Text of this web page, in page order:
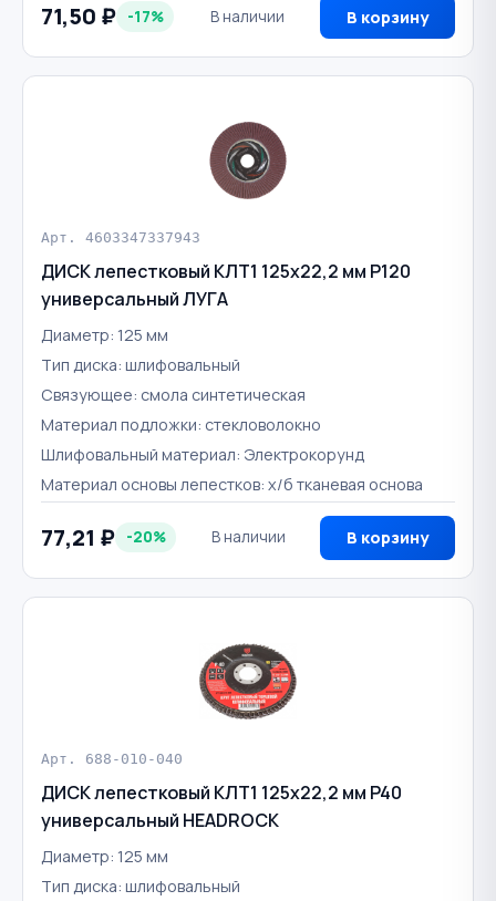
71,50 ₽ -17% В наличии В корзину
Арт. 4603347337943
ДИСК лепестковый КЛТ1 125х22,2 мм P120
универсальный ЛУГА
Диаметр: 125 мм
Тип диска: шлифовальный
Связующее: смола синтетическая
Материал подложки: стекловолокно
Шлифовальный материал: Электрокорунд
Материал основы лепестков: х/б тканевая основа
77,21 ₽ -20% В наличии В корзину
Арт. 688-010-040
ДИСК лепестковый КЛТ1 125х22,2 мм P40
универсальный HEADROCK
Диаметр: 125 мм
Тип диска: шлифовальный